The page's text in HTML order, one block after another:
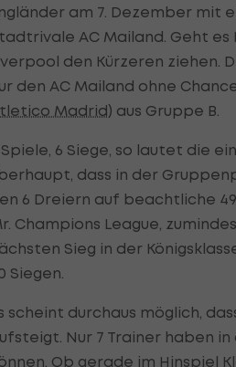
am 7. Dezember mit
AC Mailand. Geht
den Kürzeren ziehen.
den AC Mailand ohne
Madrid) aus Gruppe B.
Spiele, 6 Siege, so lautet die
dass in der
6 Dreiern auf beachtliche
Champions League,
Sieg in der
Siegen.
scheint durchaus möglich,
Nur 7 Trainer haben
Ob gerade im Hinspiel